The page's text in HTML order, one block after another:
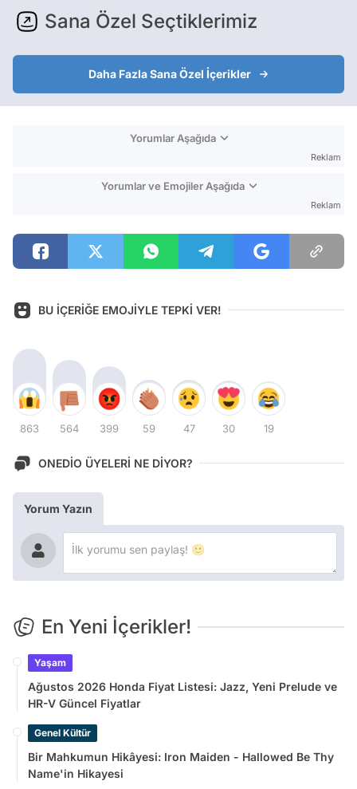
Sana Özel Seçtiklerimiz
Daha Fazla Sana Özel İçerikler
Yorumlar Aşağıda
Reklam
Yorumlar ve Emojiler Aşağıda
Reklam
BU İÇERİĞE EMOJİYLE TEPKİ VER!
863 564 399 59 47 30 19
ONEDİO ÜYELERİ NE DİYOR?
Yorum Yazın
En Yeni İçerikler!
Yaşam
Ağustos 2026 Honda Fiyat Listesi: Jazz, Yeni Prelude ve
HR-V Güncel Fiyatlar
Genel Kültür
Bir Mahkumun Hikâyesi: Iron Maiden - Hallowed Be Thy
Name'in Hikayesi